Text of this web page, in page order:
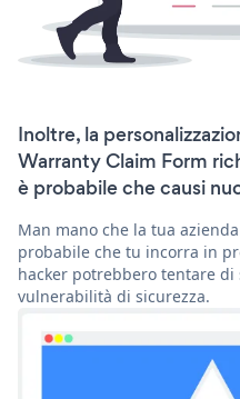
Inoltre, la
Warranty Claim Form
è probabile che causi
Man mano che la tua
probabile che tu incorra in
hacker potrebbero tentare
vulnerabilità di sicurezza.